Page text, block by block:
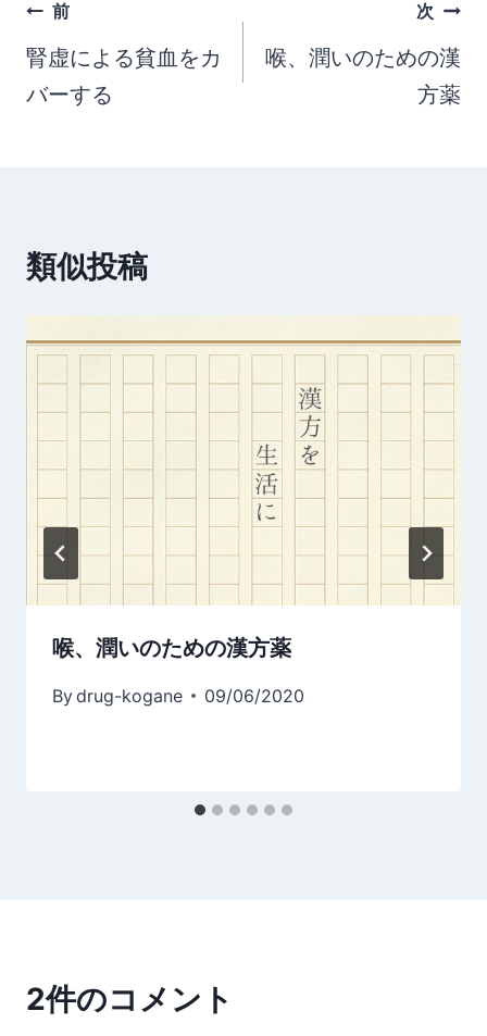
投
稿
ナ
ー
シ
ョ
ン
前
腎虚による貧血をカ
バーする
次
喉、潤いのための漢
方薬
類似投稿
喉、潤いのための漢方薬
Bydrug-kogane 09/06/2020
2件のコメント